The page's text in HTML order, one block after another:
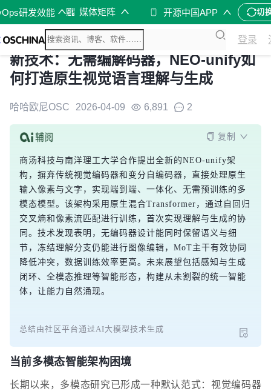
研发效能 媒体矩阵 开源中国APP 切
登录
新技术：无需编解码器，NEO-unify如
何打造原生视觉语言理解与生成
哈哈欧尼OSC 2026-04-09 6,891 2
复制
商汤科技与南洋理工大学合作提出全新的NEO-unify架
构，摒弃传统视觉编码器和变分自编码器，直接处理原生
输入像素与文字，实现端到端、一体化、无需预训练的多
模态模型。该架构采用原生混合Transformer，通过自回归
交叉熵和像素流匹配进行训练，首次实现理解与生成的协
同。技术发现表明，无编码器设计能同时保留语义与细
节，冻结理解分支仍能进行图像编辑，MoT主干有效协同
降低冲突，数据训练效率更高。未来展望包括感知与生成
闭环、全模态推理等智能形态，构建从未割裂的统一智能
体，让能力自然涌现。
总结由社区平台通过AI大模型技术生成
当前多模态智能架构困境
长期以来，多模态研究已形成一种默认范式：视觉编码器